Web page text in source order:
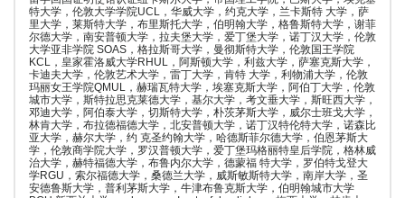
特大学，伦敦大学学院UCL，华威大学，约克大学，兰卡斯特 大学，萨
里大学，莱斯特大学，布里斯托大学，伯明翰大学，格鲁斯特大学，谢菲
尔德大学，南安普顿大学，拉夫堡大学，爱丁堡大学，诺丁汉大学，伦敦
大学亚非学院 SOAS，格拉斯哥大学，曼彻斯特大学，伦敦国王学院
KCL，皇家霍洛威大学RHUL，阿斯顿大学，利兹大学，萨塞克斯大学，
卡迪夫大学，伦敦艺术大学，雷丁大学，肯特 大学，利物浦大学，伦敦
玛丽女王学院QMUL，赫瑞瓦特大学，埃塞克斯大学，阿伯丁大学，伦敦
城市大学，斯特拉思克莱德大学，基尔大学，考文垂大学，斯旺西大学，
邓迪大学，阿伯泰大学，切斯特大学，朴茨茅斯大学，威尔士班戈大学，
林肯大学，布拉德福德大学，北安普顿大学，诺丁汉特伦特大学，诺森比
亚大学，赫尔大学，约 克圣约翰大学，哈德斯菲尔德大学，伯恩茅斯大
学，伦敦商学院大学，罗汉普顿大学，爱丁堡玛格丽特皇后学院，格林威
治大学，赫特福德大学，布鲁内尔大学，德蒙福 特大学，罗伯特戈登大
学RGU，索尔福德大学，桑德兰大学，威斯敏斯特大学，南岸大学，圣
安德鲁斯大学，普利茅斯大学，牛津布鲁克斯大学，伯明翰城市大学